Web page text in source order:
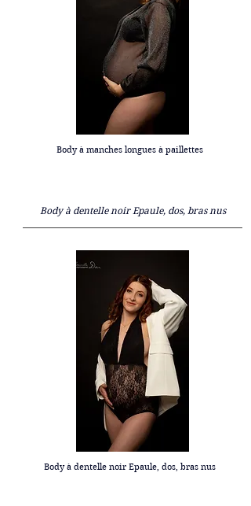
Body à manches longues à paillettes
Body à dentelle noir Epaule, dos, bras nus
Body à dentelle noir Epaule, dos, bras nus